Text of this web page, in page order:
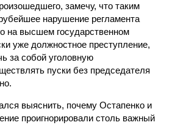
замечу, что таким
нарушение регламента
на высшем государственном
уже должностное преступление,
за собой уголовную
пуски без председателя
выяснить, почему Остапенко и
проигнорировали столь важный